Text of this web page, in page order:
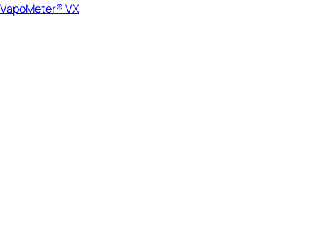
VapoMeter® VX